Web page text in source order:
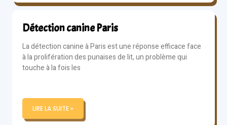
Détection canine Paris
La détection canine à Paris est une réponse efficace face
à la prolifération des punaises de lit, un problème qui
touche à la fois les
LIRE LA SUITE »